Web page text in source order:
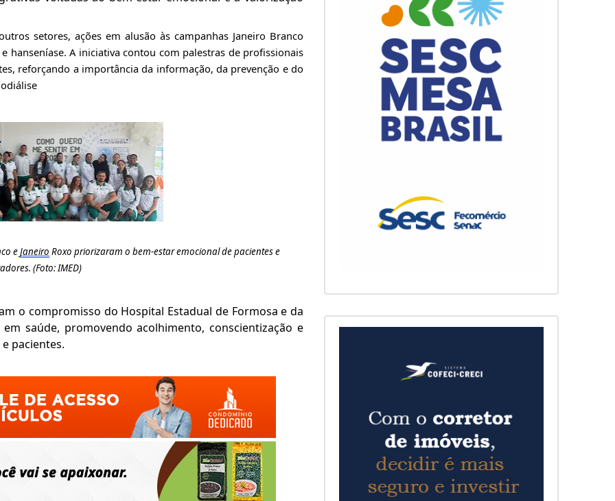
setores, ações em alusão às campanhas Janeiro Branco
hanseníase. A iniciativa contou com palestras de profissionais
reforçando a importância da informação, da prevenção e do
eJaneiro Roxo priorizaram o bem-estar emocionalde pacientes e
(Foto: IMED)
o compromisso do Hospital Estadual de Formosa e da
saúde, promovendo acolhimento, conscientização e
pacientes.